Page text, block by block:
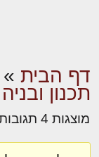
דף הבית »
תכנון ובניה
מוצגות 4 תגובות – 1 עד 4 (מתוך 4 סה״כ)